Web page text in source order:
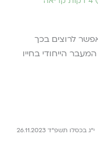
לרוצים בכך
הייחודי בחייו
י"ג בכסלו תשפ"ד 26.11.2023